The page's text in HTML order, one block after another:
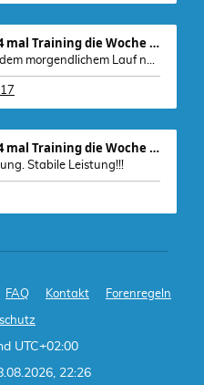
Re: Sub 3:20h mit 3-4 mal Training die Woche machb
Gestern gab es nach dem morgendlichem Lauf noch
Re: Sub 3:20h mit 3-4 mal Training die Woche machb
Stabile Leistung!!!
FAQ Kontakt Forenregeln
UTC+02:00
22:26